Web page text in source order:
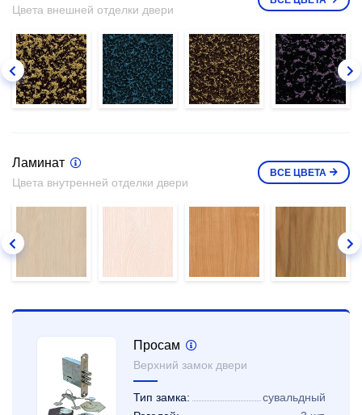
Цвета внешней отделки двери
Ламинат
Цвета внутренней отделки двери
ВСЕ ЦВЕТА
Просам
Верхний замок двери
Тип замка:
сувальдный